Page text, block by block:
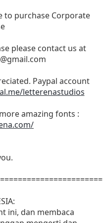
to purchase Corporate
please contact us at
Paypal account
letterenastudios
amazing fonts :
ini, dan membaca